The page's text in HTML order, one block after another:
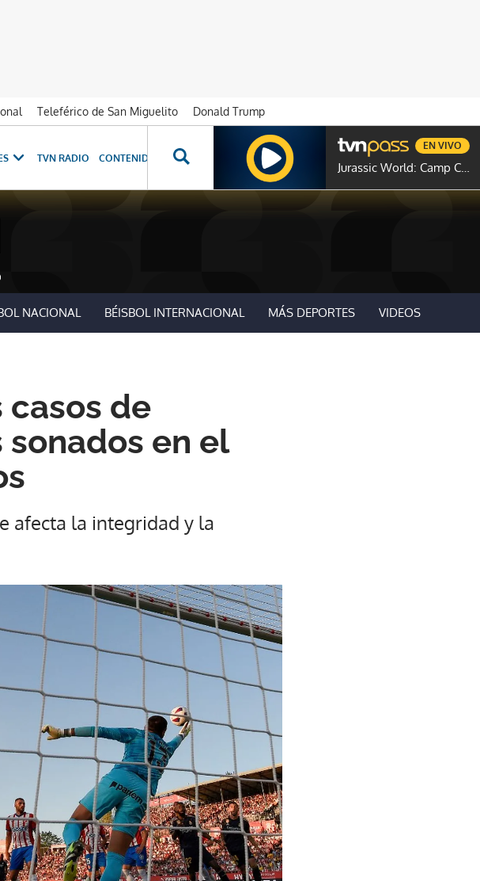
Teleférico de San Miguelito
Donald Trump
TVN RADIO CONTENIDOS ESPECIALES NOVELAS GENTE TVN
Jurassic World: Camp Cretaceous
EN VIVO
NACIONAL BÉISBOL INTERNACIONAL MÁS DEPORTES VIDEOS
casos de
en el
afecta la integridad y la